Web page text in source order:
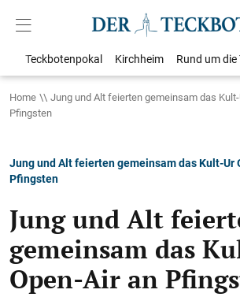
Teckbotenpokal Kirchheim Rund um die
Home
Jung und Alt feierten gemeinsam das
Pfingsten
Jung und Alt feierten gemeinsam das Kult-Ur
Pfingsten
Jung und Alt
gemeinsam das
Open-Air an